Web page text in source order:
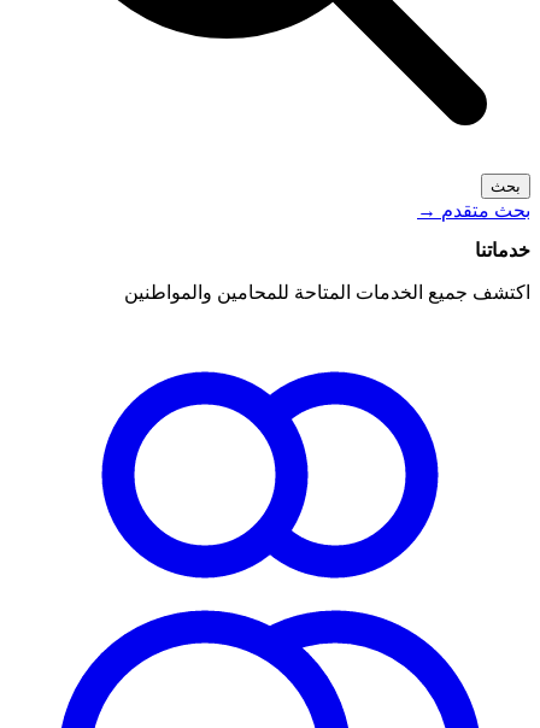
بحث
بحث متقدم →
خدماتنا
اكتشف جميع الخدمات المتاحة للمحامين والمواطنين